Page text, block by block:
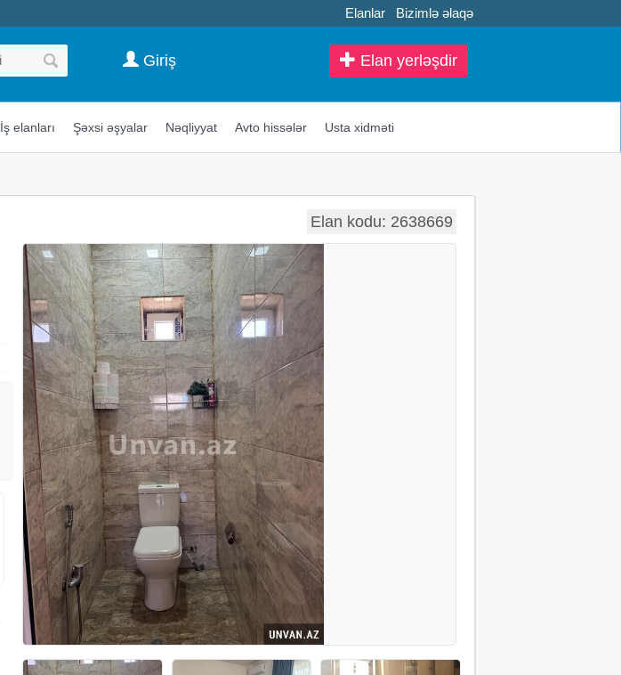
Elanlar Bizimlə əlaqə
Elan yerləşdir
Giriş
İş elanları Şəxsi əşyalar Nəqliyyat Avto hissələr Usta xidməti
Elan kodu: 2638669